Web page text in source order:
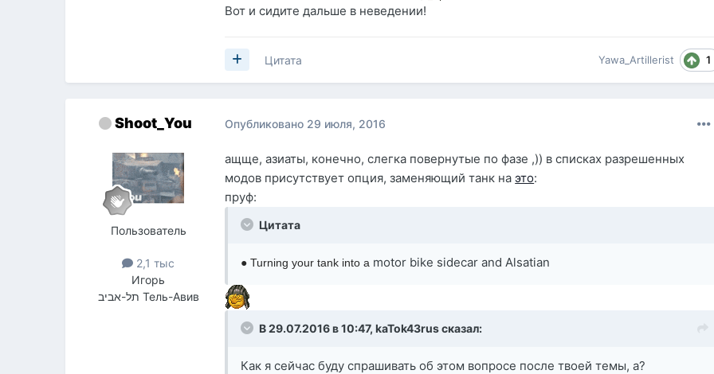
Вот и сидите дальше в неведении!
Yawa_Artillerist 1
Цитата
Shoot_You
Пользователь
2,1 тыс
Игорь
תל-אביב Тель-Авив
Опубликовано 29 июля, 2016
ащще, азиаты, конечно, слегка повернутые по фазе ,)) в списках разрешенных
модов присутствует опция, заменяющий танк наэто:
пруф:
Цитата
● Turning your tank into a motor bike sidecar and Alsatian
В 29.07.2016 в 10:47,kaTok43rusсказал:
Как я сейчас буду спрашивать об этом вопросе после твоей темы, а?